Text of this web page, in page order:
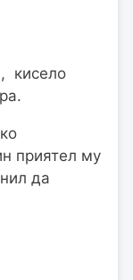
кисело
приятел му
да